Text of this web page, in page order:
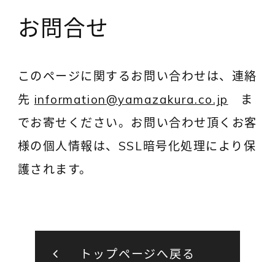
お問合せ
このページに関するお問い合わせは、連絡
先 information@yamazakura.co.jp
ま
でお寄せください。お問い合わせ頂くお客
様の個人情報は、SSL暗号化処理により保
護されます。
トップページへ戻る